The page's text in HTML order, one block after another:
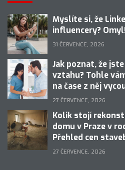
Myslíte si, že
influencery?
31 ČERVENCE, 2026
Jak poznat, že
vztahu? Tohle
na čase z něj
27 ČERVENCE, 2026
Kolik stojí
domu v Praze v
Přehled cen
27 ČERVENCE, 2026